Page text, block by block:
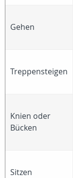
Gehen
Treppensteigen
Knien oder
Bücken
Sitzen